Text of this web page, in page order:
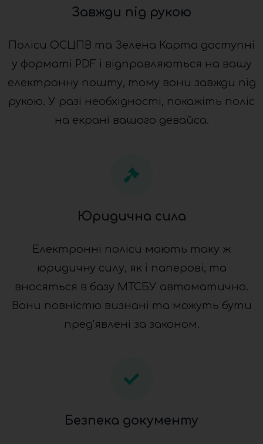
Завжди під рукою
Поліси ОСЦПВ та Зелена Карта доступні
у форматі PDF і відправляються на вашу
електронну пошту, тому вони завжди під
рукою. У разі необхідності, покажіть поліс
на екрані вашого девайса.
Юридична сила
Електронні поліси мають таку ж
юридичну силу, як і паперові, та
вносяться в базу МТСБУ автоматично.
Вони повністю визнані та можуть бути
пред'явлені за законом.
Безпека документу